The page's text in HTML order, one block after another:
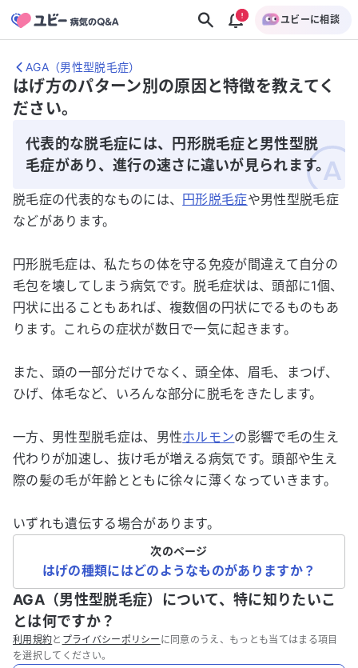
ユビーに相談
AGA（男性型脱毛症）
はげ方のパターン別の原因と特徴を教えてく
ださい。
代表的な脱毛症には、円形脱毛症と男性型脱
毛症があり、進行の速さに違いが見られます。
脱毛症の代表的なものには、 円形脱毛症や男性型脱毛症
などがあります。
円形脱毛症は、私たちの体を守る免疫が間違えて自分の
毛包を壊してしまう病気です。脱毛症状は、頭部に1個、
円状に出ることもあれば、複数個の円状にでるものもあ
ります。これらの症状が数日で一気に起きます。
また、頭の一部分だけでなく、頭全体、眉毛、まつげ、
ひげ、体毛など、いろんな部分に脱毛をきたします。
一方、男性型脱毛症は、男性ホルモンの影響で毛の生え
代わりが加速し、抜け毛が増える病気です。頭部や生え
際の髪の毛が年齢とともに徐々に薄くなっていきます。
いずれも遺伝する場合があります。
次のページ
はげの種類にはどのようなものがありますか？
AGA（男性型脱毛症）について、特に知りたいこ
とは何ですか？
利用規約と プライバシーポリシー に同意のうえ、もっとも当てはまる項目
を選択してください。